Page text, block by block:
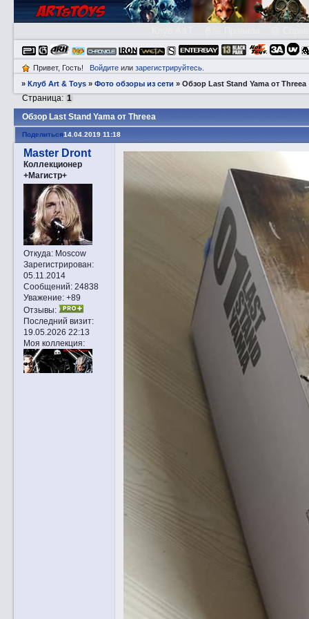
Привет, Гость! Войдитеили зарегистрируйтесь.
»Клуб Art & Toys »Фото обзоры из сети »Обзор Last Stand Yama от Threea
Обзор Last Stand Yama от Threea
Страница: 1
Поделиться14.04.2019 11:18
Master Dront
Коллекционер
+Магистр+
Откуда:Moscow
Зарегистрирован:
05.11.2014
Сообщений:24838
Уважение: +89
Отзывы:
Последний визит:
19.05.2026 22:13
Моя коллекция: